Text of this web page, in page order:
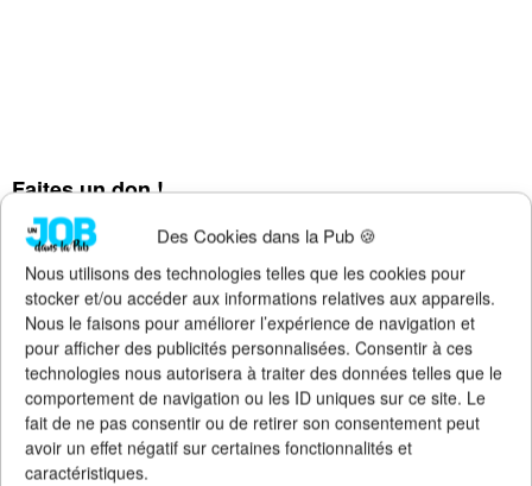
Des Cookies dans la Pub 🍪
Nous utilisons des technologies telles que les cookies pour
stocker et/ou accéder aux informations relatives aux appareils.
Nous le faisons pour améliorer l’expérience de navigation et
pour afficher des publicités personnalisées. Consentir à ces
technologies nous autorisera à traiter des données telles que le
comportement de navigation ou les ID uniques sur ce site. Le
fait de ne pas consentir ou de retirer son consentement peut
avoir un effet négatif sur certaines fonctionnalités et
caractéristiques.
Faites un don !
Pour qu'Un Job dans la Pub
de rester 100% gratuit + illimité,soutenez le site via Tipeee
Suivez l'actualité de l'emploi dans la
communication sur :
>Notre groupe LinkedIn(+14K membres)
>Notre (nouvelle) page LinkedIn(+4K followers)
Notre page Facebook(+5K fans)
>Notre newsletter emploi(+3K abonnés)
Notre compte Twitter(+5K followers)